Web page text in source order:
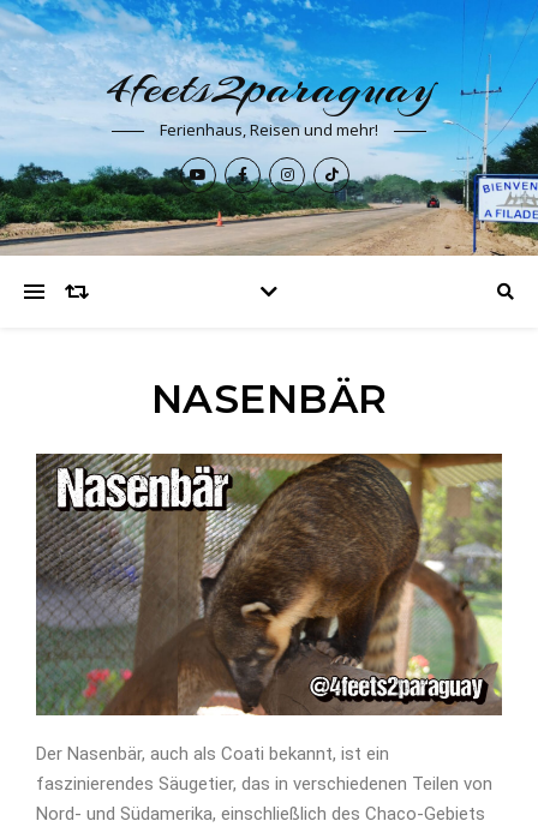
4feets2paraguay
Ferienhaus, Reisen und mehr!
NASENBÄR
Der Nasenbär, auch als Coati bekannt, ist ein
faszinierendes Säugetier, das in verschiedenen Teilen von
Nord- und Südamerika, einschließlich des Chaco-Gebiets